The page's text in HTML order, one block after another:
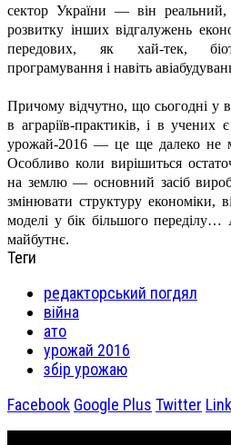
сектор України — він реальний,
розвитку інших відгалужень
передових, як хай-тек,
програмування і навіть
Причому відчутно, що сьогодні у
в аграріїв-практиків, і в учених
урожай-2016 — це ще далеко не
Особливо коли вирішиться
на землю — основний засіб
змінювати структуру економіки,
моделі у бік більшого
майбутнє.
Теги
редакторський погдял
війна
ато
урожай 2016
збір урожаю
Facebook Google Plus Twitter